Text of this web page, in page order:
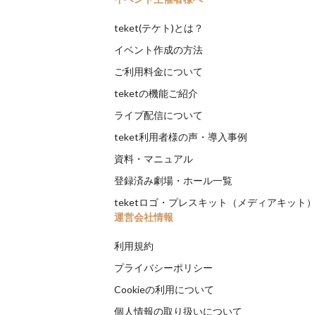
teket(テケト)とは？
イベント作成の方法
ご利用料金について
teketの機能ご紹介
ライブ配信について
teket利用者様の声・導入事例
資料・マニュアル
登録済み劇場・ホール一覧
teketロゴ・プレスキット（メディアキット）
運営会社情報
利用規約
プライバシーポリシー
Cookieの利用について
個人情報の取り扱いについて